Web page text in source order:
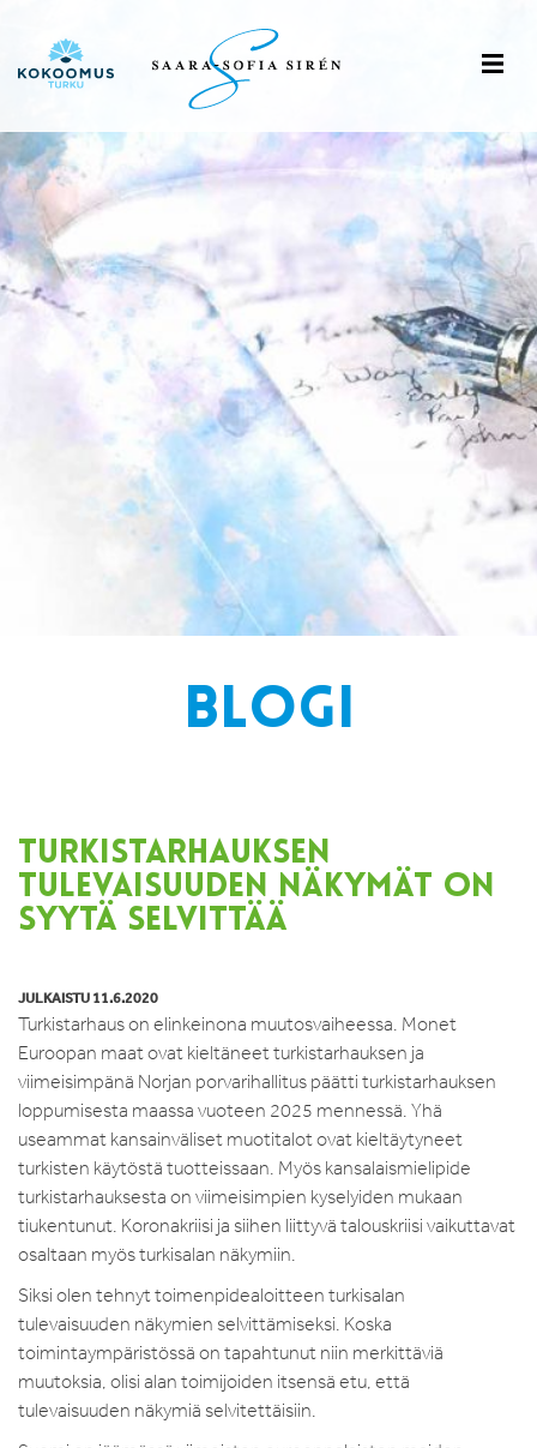
BLOGI
TURKISTARHAUKSEN
TULEVAISUUDEN NÄKYMÄT ON
SYYTÄ SELVITTÄÄ
JULKAISTU 11.6.2020
Turkistarhaus on elinkeinona muutosvaiheessa. Monet
Euroopan maat ovat kieltäneet turkistarhauksen ja
viimeisimpänä Norjan porvarihallitus päätti turkistarhauksen
loppumisesta maassa vuoteen 2025 mennessä. Yhä
useammat kansainväliset muotitalot ovat kieltäytyneet
turkisten käytöstä tuotteissaan. Myös kansalaismielipide
turkistarhauksesta on viimeisimpien kyselyiden mukaan
tiukentunut. Koronakriisi ja siihen liittyvä talouskriisi vaikuttavat
osaltaan myös turkisalan näkymiin.
Siksi olen tehnyt toimenpidealoitteen turkisalan
tulevaisuuden näkymien selvittämiseksi. Koska
toimintaympäristössä on tapahtunut niin merkittäviä
muutoksia, olisi alan toimijoiden itsensä etu, että
tulevaisuuden näkymiä selvitettäisiin.